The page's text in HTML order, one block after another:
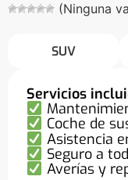
(Ninguna
SUV
Servicios
Coche de
Asistencia
Seguro a
Averías y